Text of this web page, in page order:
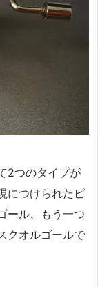
2つのタイプが
につけられたピ
ール、もう一つ
クオルゴールで